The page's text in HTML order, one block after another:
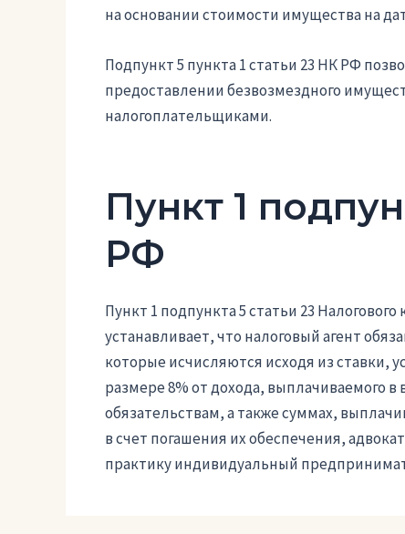
на основании стоимости имущества на
Подпункт 5 пункта 1 статьи 23 НК РФ
предоставлении безвозмездного
налогоплательщиками.
Пункт 1
РФ
Пункт 1 подпункта 5 статьи 23
устанавливает, что налоговый агент
которые исчисляются исходя из ставки,
размере 8% от дохода, выплачиваемого
обязательствам, а также суммах,
в счет погашения их обеспечения,
практику индивидуальный